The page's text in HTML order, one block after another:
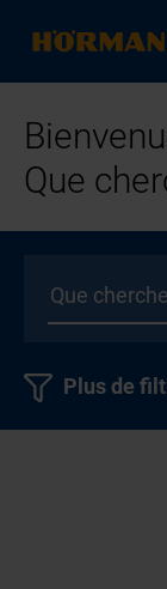
Que
Plus de